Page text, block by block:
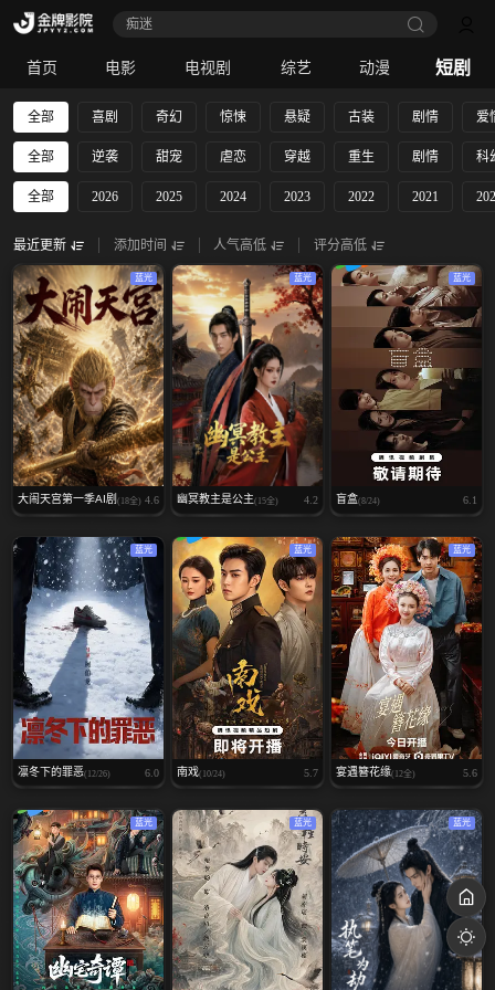
痴迷
首页 电影 电视剧 综艺 动漫 短剧
全部 喜剧 奇幻 惊悚 悬疑 古装 剧情 爱
全部 逆袭 甜宠 虐恋 穿越 重生 剧情 科
全部 2026 2025 2024 2023 2022 2021
最近更新 添加时间 人气高低 评分高低
蓝光
大闹天宫第一季AI剧 (18全) 4.6
蓝光
幽冥教主是公主(15全) 4.2
蓝光
盲盒(8/24) 6.1
蓝光
凛冬下的罪恶(12/26) 6.0
蓝光
南戏(10/24) 5.7
蓝光
宴遇簪花缘(12全) 5.6
蓝光 蓝光 蓝光